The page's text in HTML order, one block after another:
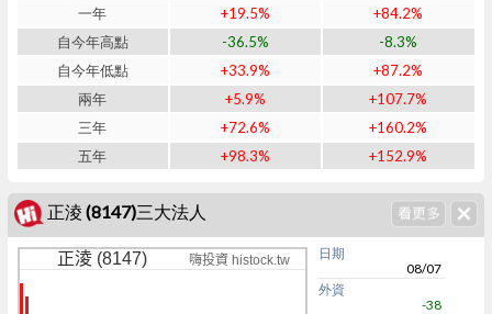
一年
+19.5%
+84.2%
自今年高點
-36.5%
-8.3%
自今年低點
+33.9%
+87.2%
兩年
+5.9%
+107.7%
三年
+72.6%
+160.2%
五年
+98.3% +152.9%
正淩 (8147)三大法人
正淩 (8147) 嗨投資 histock.tw
日期
08/07
外資
-38